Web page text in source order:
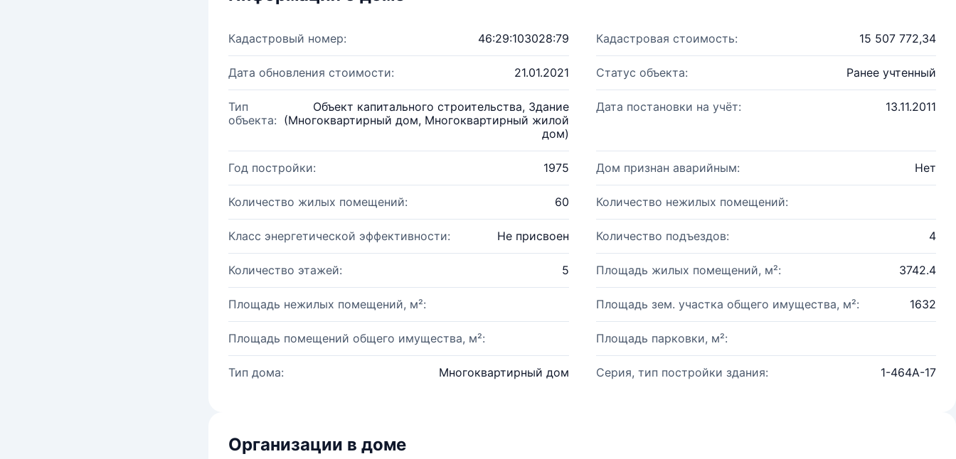
Кадастровый номер: 46:29:103028:79 Кадастровая стоимость: 15 507 772,34
Дата обновления стоимости: 21.01.2021 Статус объекта: Ранее учтенный
Тип
объекта:
Объект капитального строительства, Здание
(Многоквартирный дом, Многоквартирный жилой
дом)
Дата постановки на учёт: 13.11.2011
Год постройки: 1975 Дом признан аварийным: Нет
Количество жилых помещений: 60 Количество нежилых помещений:
Класс энергетической эффективности: Не присвоен Количество подъездов: 4
Количество этажей: 5 Площадь жилых помещений, м²: 3742.4
Площадь нежилых помещений, м²: Площадь зем. участка общего имущества, м²: 1632
Площадь помещений общего имущества, м²: Площадь парковки, м²:
Тип дома: Многоквартирный дом Серия, тип постройки здания: 1-464А-17
Организации в доме